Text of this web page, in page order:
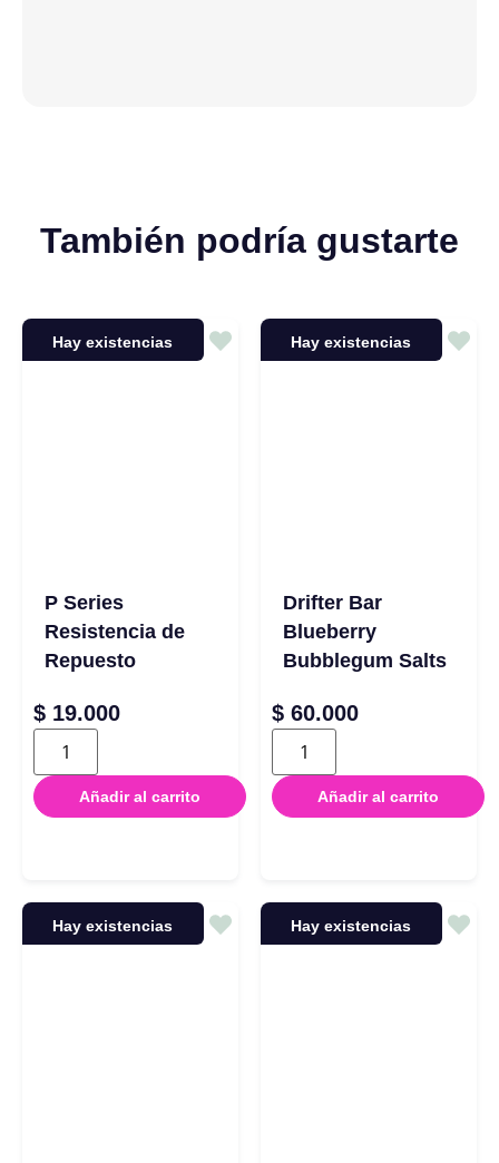
También podría gustarte
Hay existencias
P Series
Resistencia de
Repuesto
$ 19.000
Añadir al carrito
Hay existencias
Drifter Bar
Blueberry
Bubblegum Salts
$ 60.000
Añadir al carrito
Hay existencias Hay existencias